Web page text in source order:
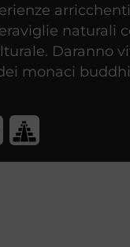
naturali
Daranno
monaci